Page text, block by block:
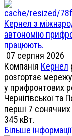
Кернел з
автономію
працюють.
07 серпня 2026
Компанія Кернел
розгортає
у прифронтових
Чернігівської
перші 7
345 кВт.
Більше інформації